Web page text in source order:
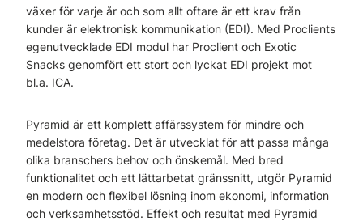
växer för varje år och som allt oftare är ett krav från
kunder är elektronisk kommunikation (EDI). Med Proclients
egenutvecklade EDI modul har Proclient och Exotic
Snacks genomfört ett stort och lyckat EDI projekt mot
bl.a. ICA.
Pyramid är ett komplett affärssystem för mindre och
medelstora företag. Det är utvecklat för att passa många
olika branschers behov och önskemål. Med bred
funktionalitet och ett lättarbetat gränssnitt, utgör Pyramid
en modern och flexibel lösning inom ekonomi, information
och verksamhetsstöd. Effekt och resultat med Pyramid